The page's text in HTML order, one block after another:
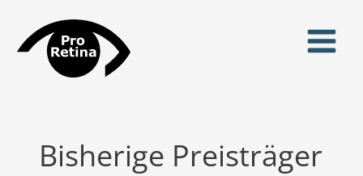
springen
Bisherige Preisträger